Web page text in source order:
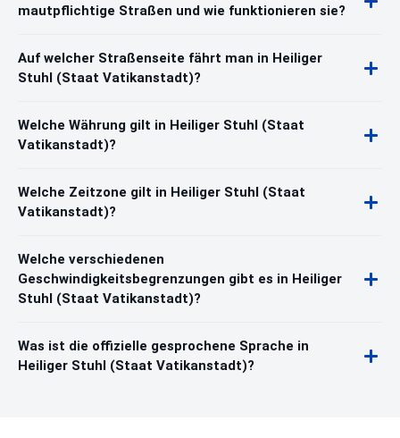
mautpflichtige Straßen und wie funktionieren sie?
Auf welcher Straßenseite fährt man in Heiliger
Stuhl (Staat Vatikanstadt)?
Welche Währung gilt in Heiliger Stuhl (Staat
Vatikanstadt)?
Welche Zeitzone gilt in Heiliger Stuhl (Staat
Vatikanstadt)?
Welche verschiedenen
Geschwindigkeitsbegrenzungen gibt es in Heiliger
Stuhl (Staat Vatikanstadt)?
Was ist die offizielle gesprochene Sprache in
Heiliger Stuhl (Staat Vatikanstadt)?